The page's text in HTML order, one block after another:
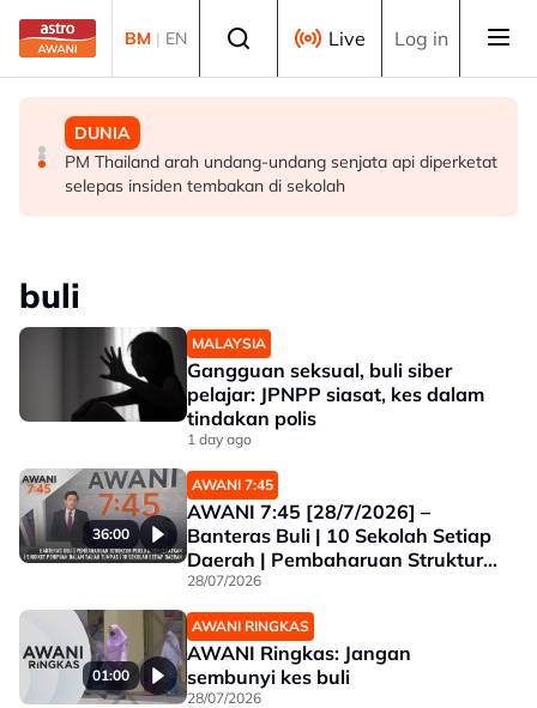
Skip to main content
BM | EN Live Log in
MALAYSIA
Berita tempatan pilihan sepanjang hari ini
MALAYSIA
Pengacara, ahli perniagaan ditahan bantu siasatan
audio siar sentuh isu sensitiviti agama
DUNIA
PM Thailand arah undang-undang senjata api diperketat
selepas insiden tembakan di sekolah
buli
MALAYSIA
Gangguan seksual, buli siber
pelajar: JPNPP siasat, kes dalam
tindakan polis
1 day ago
36:00
AWANI 7:45
AWANI 7:45 [28/7/2026] –
Banteras Buli | 10 Sekolah Setiap
Daerah | Pembaharuan Struktur
Perlu Dipercepatkan | Sindiket
Penipuan Dalam Talian Tumpas
28/07/2026
01:00
AWANI RINGKAS
AWANI Ringkas: Jangan
sembunyi kes buli
28/07/2026